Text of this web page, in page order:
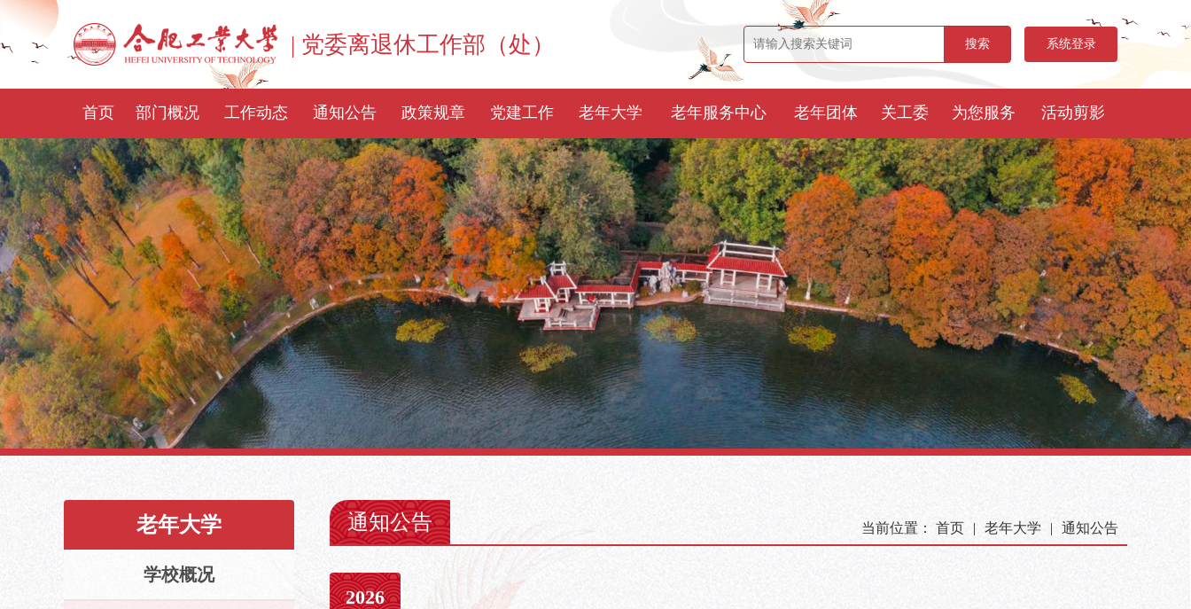
| 党委离退休工作部（处） 系统登录
首页 部门概况 工作动态 通知公告 政策规章 党建工作 老年大学 老年服务中心 老年团体 关工委 为您服务 活动剪影
老年大学
学校概况
通知公告 当前位置： 首页 | 老年大学 | 通知公告
2026